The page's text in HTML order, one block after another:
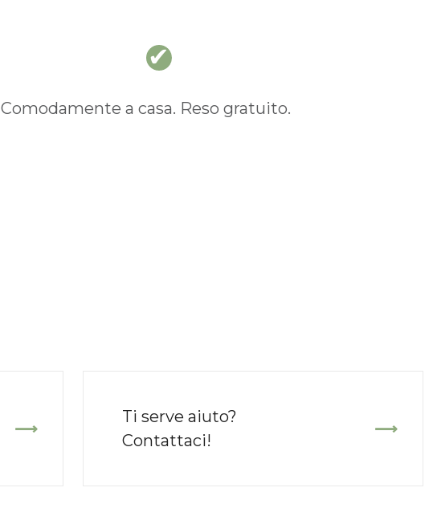
Comodamente a casa. Reso gratuito.
Ti serve aiuto?
Contattaci!